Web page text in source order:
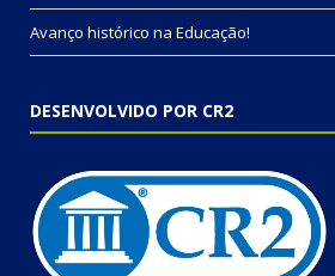
Avanço histórico na Educação!
DESENVOLVIDO POR CR2